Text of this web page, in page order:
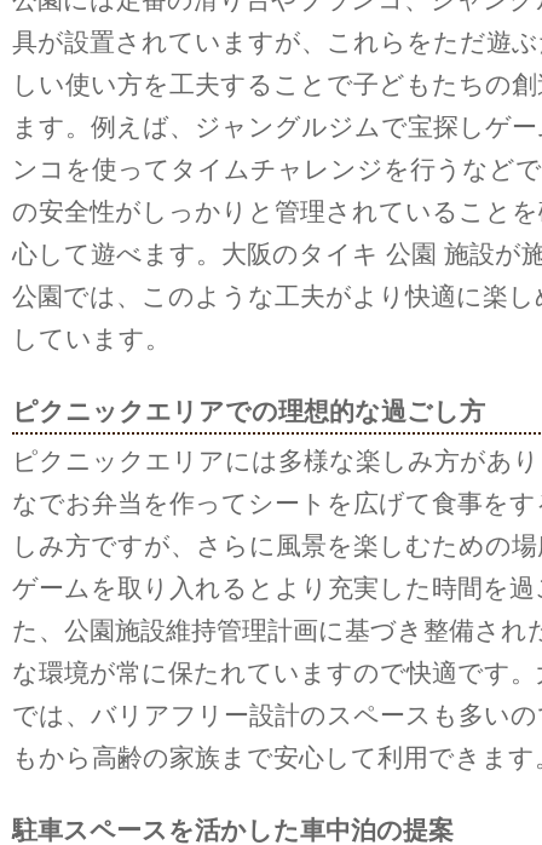
具が設置されていますが、これらをただ遊
しい使い方を工夫することで子どもたちの
ます。例えば、ジャングルジムで宝探しゲ
ンコを使ってタイムチャレンジを行うなど
の安全性がしっかりと管理されていること
心して遊べます。大阪のタイキ 公園 施設が
公園では、このような工夫がより快適に楽
しています。
ピクニックエリアでの理想的な過ごし方
ピクニックエリアには多様な楽しみ方があ
なでお弁当を作ってシートを広げて食事を
しみ方ですが、さらに風景を楽しむための
ゲームを取り入れるとより充実した時間を
た、公園施設維持管理計画に基づき整備され
な環境が常に保たれていますので快適です。
では、バリアフリー設計のスペースも多い
もから高齢の家族まで安心して利用できます
駐車スペースを活かした車中泊の提案